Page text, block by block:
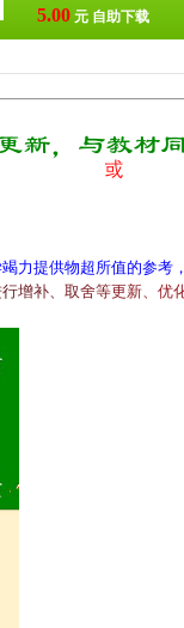
5.00 元 自助下载
力提供物超所值的参考
行增补、 取舍等更新、 优